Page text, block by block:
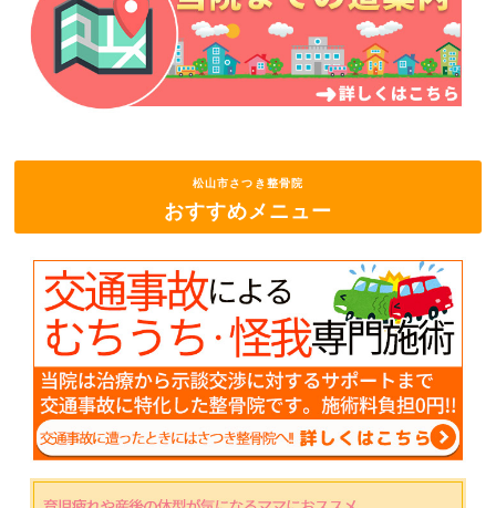
松山市さつき整骨院
おすすめメニュー